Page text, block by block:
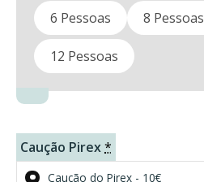
6 Pessoas
8 Pessoas
12 Pessoas
Caução Pirex*
Caução do Pirex - 10€